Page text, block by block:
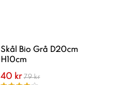
Skål Bio Grå D20cm
H10cm
40 kr 79 kr